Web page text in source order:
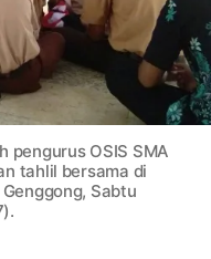
S
e
a
t
,
T
a
pengurus OSIS SMA
tahlil bersama di
Sabtu